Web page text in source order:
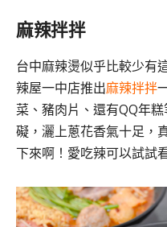
麻辣拌拌
台中麻辣燙似乎比較少有
辣屋一中店推出麻辣拌拌
菜、豬肉片、還有QQ年
礙，灑上蔥花香氣十足，
下來啊！愛吃辣可以試試